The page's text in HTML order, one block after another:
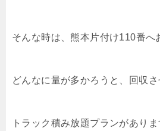
そんな時は、熊本片付け110番へ
どんなに量が多かろうと、回収
トラック積み放題プランがあり